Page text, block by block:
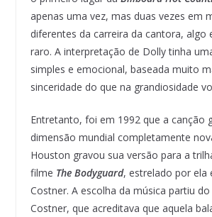
apenas uma vez, mas duas vezes em
diferentes da carreira da cantora, algo
raro. A interpretação de Dolly tinha
simples e emocional, baseada muito
sinceridade do que na grandiosidade
Entretanto, foi em 1992 que a canção
dimensão mundial completamente
Houston gravou sua versão para a
filme The Bodyguard, estrelado por ela
Costner. A escolha da música partiu
Costner, que acreditava que aquela